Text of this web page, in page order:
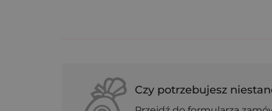
Czy potrzebujesz